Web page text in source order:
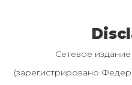
Сетевое
(зарегистрировано